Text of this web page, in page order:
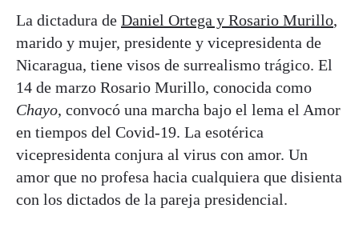
La dictadura de Daniel Ortega y Rosario Murillo,
marido y mujer, presidente y vicepresidenta de
Nicaragua, tiene visos de surrealismo trágico. El
14 de marzo Rosario Murillo, conocida como
Chayo, convocó una marcha bajo el lema el Amor
en tiempos del Covid-19. La esotérica
vicepresidenta conjura al virus con amor. Un
amor que no profesa hacia cualquiera que disienta
con los dictados de la pareja presidencial.